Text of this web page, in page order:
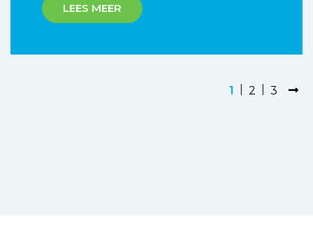
LEES MEER
1 2 3